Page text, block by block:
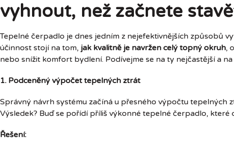
vyhnout, než začnete
Tepelné čerpadlo je dnes jedním z nejefektivnějších způsobů
účinnost stojí na tom, jak kvalitně je navržen celý topný okruh,
nebo snížit komfort bydlení. Podívejme se na ty nejčastější a
1. Podceněný výpočet tepelných ztrát
Správný návrh systému začíná u přesného výpočtu
Výsledek? Buď se pořídí příliš výkonné tepelné čerpadlo,
Řešení: